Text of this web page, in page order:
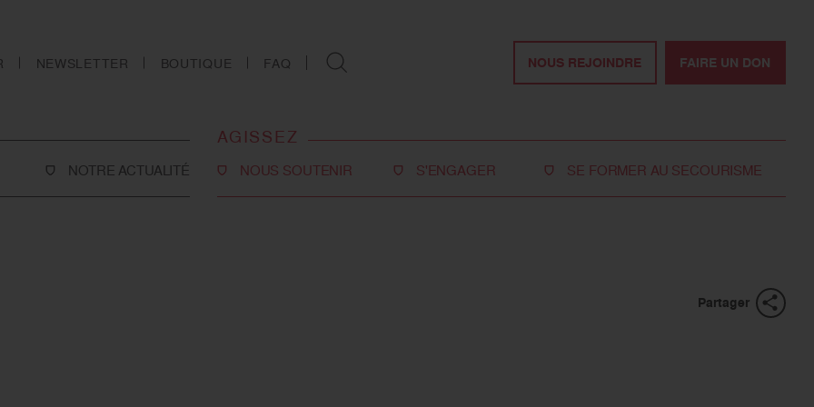
NEWSLETTER BOUTIQUE FAQ NOUS REJOINDRE FAIRE UN DON
NOTRE ACTUALITÉ
AGISSEZ
NOUS SOUTENIR
S'ENGAGER
SE FORMER AU SECOURISME
Partager